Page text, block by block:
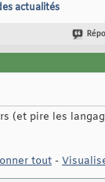
actualités
(et pire les
tout -